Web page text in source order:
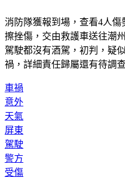
消防隊獲報到場，查看4人
擦挫傷，交由救護車送往潮
駕駛都沒有酒駕，初判，疑
禍，詳細責任歸屬還有待調
車禍
意外
天氣
屏東
駕駛
警方
受傷